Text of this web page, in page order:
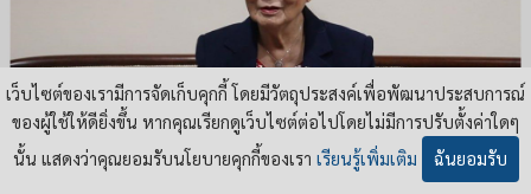
เว็บไซต์ของเรามีการจัดเก็บคุกกี้ โดยมีวัตถุประสงค์เพื่อพัฒนาประสบการณ์
ของผู้ใช้ให้ดียิ่งขึ้น หากคุณเรียกดูเว็บไซต์ต่อไปโดยไม่มีการปรับตั้งค่าใดๆ
นั้น แสดงว่าคุณยอมรับนโยบายคุกกี้ของเรา เรียนรู้เพิ่มเติม ฉันยอมรับ